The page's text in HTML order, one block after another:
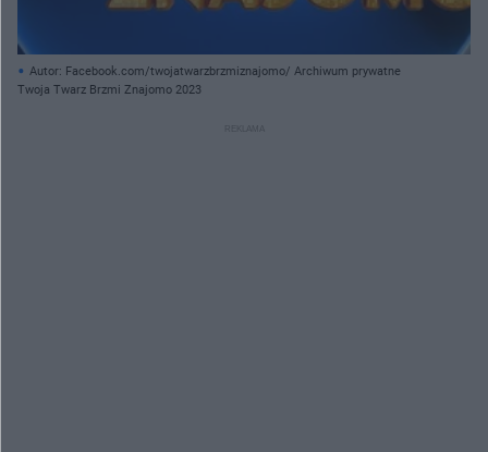
Autor: Facebook.com/twojatwarzbrzmiznajomo/ Archiwum prywatne
Twoja Twarz Brzmi Znajomo 2023